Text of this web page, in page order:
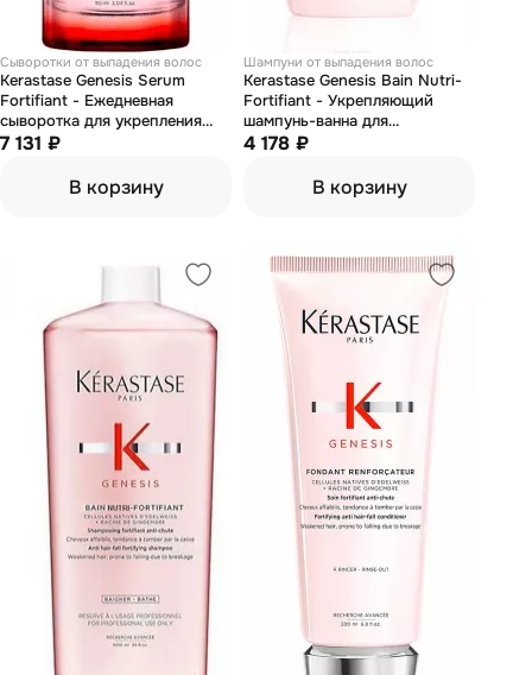
Сыворотки от выпадения волос
Kerastase Genesis Serum
Fortifiant - Ежедневная
сыворотка для укрепления
волос склонных к выпадению
7 131 ₽
В корзину
Шампуни от выпадения волос
Kerastase Genesis Bain Nutri-
Fortifiant - Укрепляющий
шампунь-ванна для
ослабленных и склонных к
4 178 ₽
В корзину